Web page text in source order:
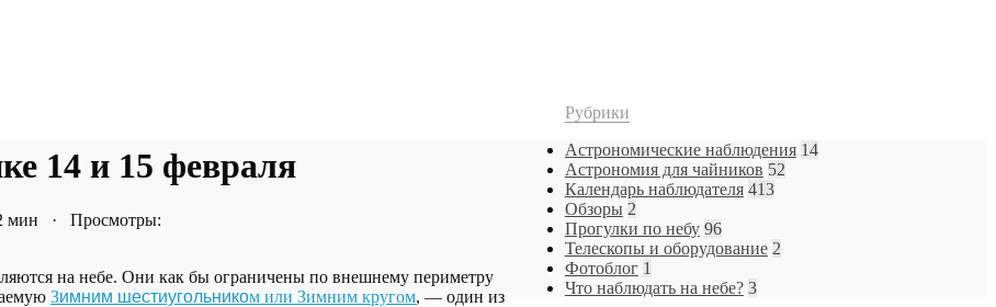
14 и 15 февраля
мин · Просмотры:
на небе. Они как бы ограничены по внешнему периметру
Зимним шестиугольником или Зимним кругом, — один из
Рубрики
Астрономические наблюдения 14
Астрономия для чайников 52
Календарь наблюдателя 413
Обзоры 2
Прогулки по небу 96
Телескопы и оборудование 2
Фотоблог 1
Что наблюдать на небе? 3